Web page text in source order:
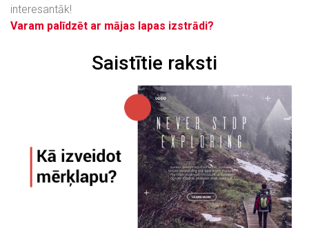
interesantāk!
Varam palīdzēt ar mājas lapas izstrādi?
Saistītie raksti